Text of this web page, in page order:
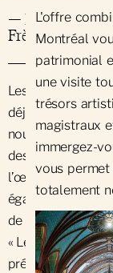
— Hugo
Frères,
Les travaux
déjà identifiables
nouvelles
des artisans
l’œuvre du
également de
de remettre à
« Le bâtiment a
préservé à
L'offre
Montréal
patrimonial
une visite
trésors
magistraux
immergez-
vous
totalement